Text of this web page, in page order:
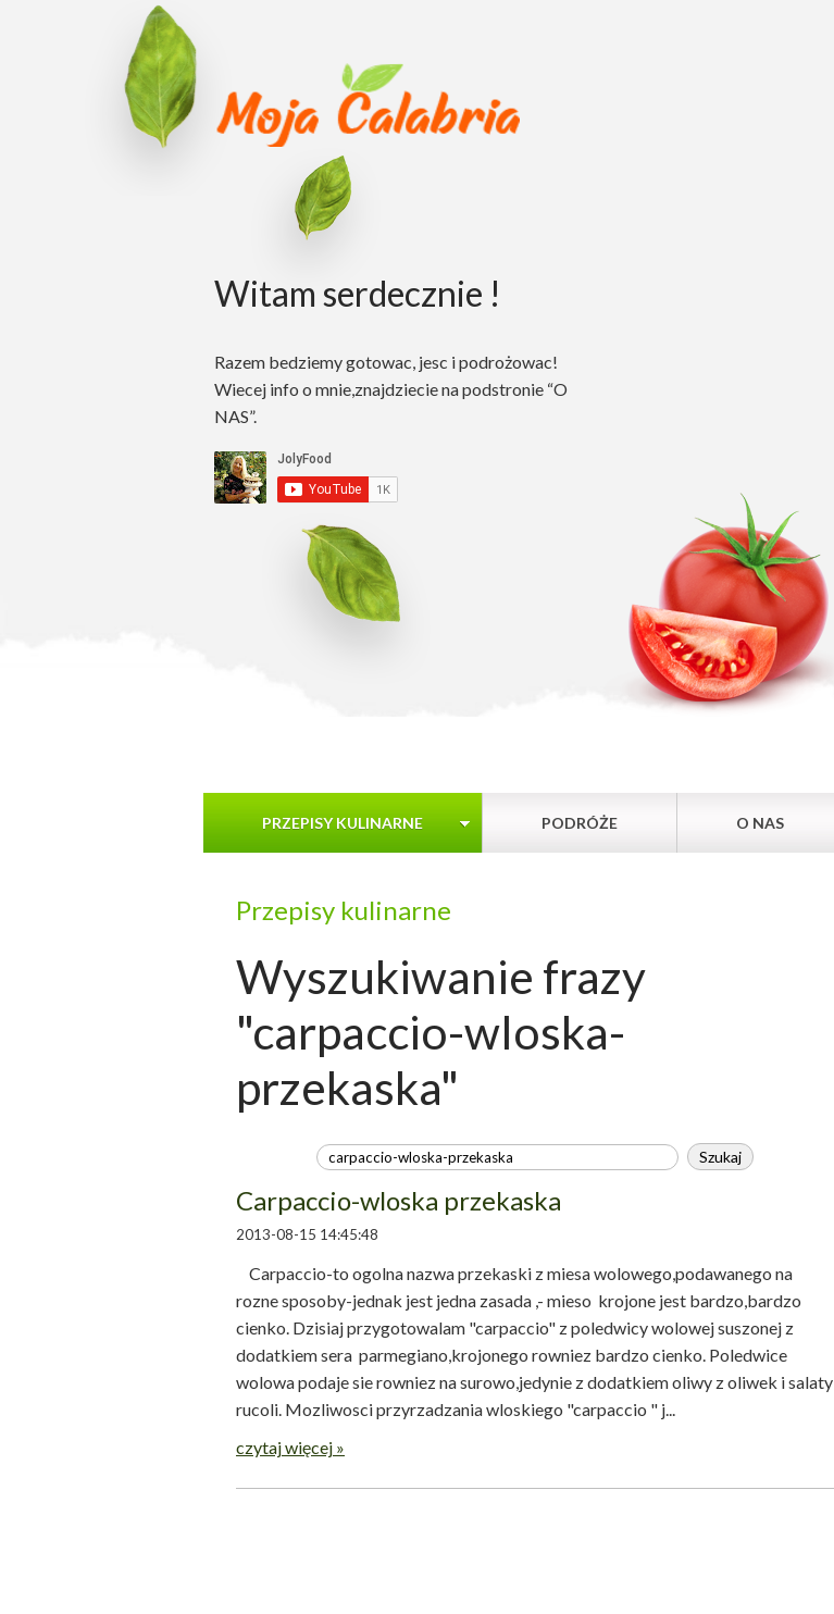
Witam serdecznie !
Razem bedziemy gotowac, jesc i podrożowac!
Wiecej info o mnie,znajdziecie na podstronie “O
NAS”.
PRZEPISY KULINARNE PODRÓŻE O NAS
Przepisy kulinarne
Wyszukiwanie frazy
"carpaccio-wloska-
przekaska"
Carpaccio-wloska przekaska
2013-08-15 14:45:48
Carpaccio-to ogolna nazwa przekaski z miesa wolowego,podawanego na
rozne sposoby-jednak jest jedna zasada ,- mieso krojone jest bardzo,bardzo
cienko. Dzisiaj przygotowalam "carpaccio" z poledwicy wolowej suszonej z
dodatkiem sera parmegiano,krojonego rowniez bardzo cienko. Poledwice
wolowa podaje sie rowniez na surowo,jedynie z dodatkiem oliwy z oliwek i salaty
rucoli. Mozliwosci przyrzadzania wloskiego "carpaccio " j...
czytaj więcej »